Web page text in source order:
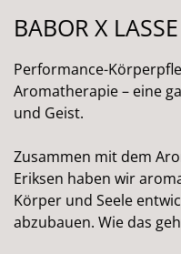
BABOR X
Performance-
Aromatherapie – eine
und Geist.
Zusammen mit dem
Eriksen haben wir
Körper und Seele
abzubauen. Wie das